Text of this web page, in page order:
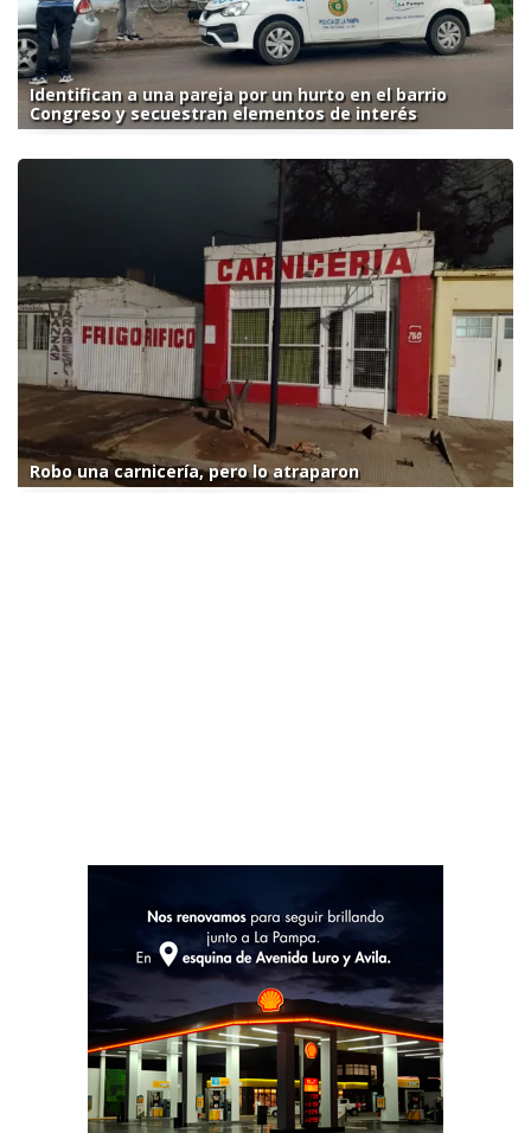
Identifican a una pareja por un hurto en el barrio
Congreso y secuestran elementos de interés
Robo una carnicería, pero lo atraparon